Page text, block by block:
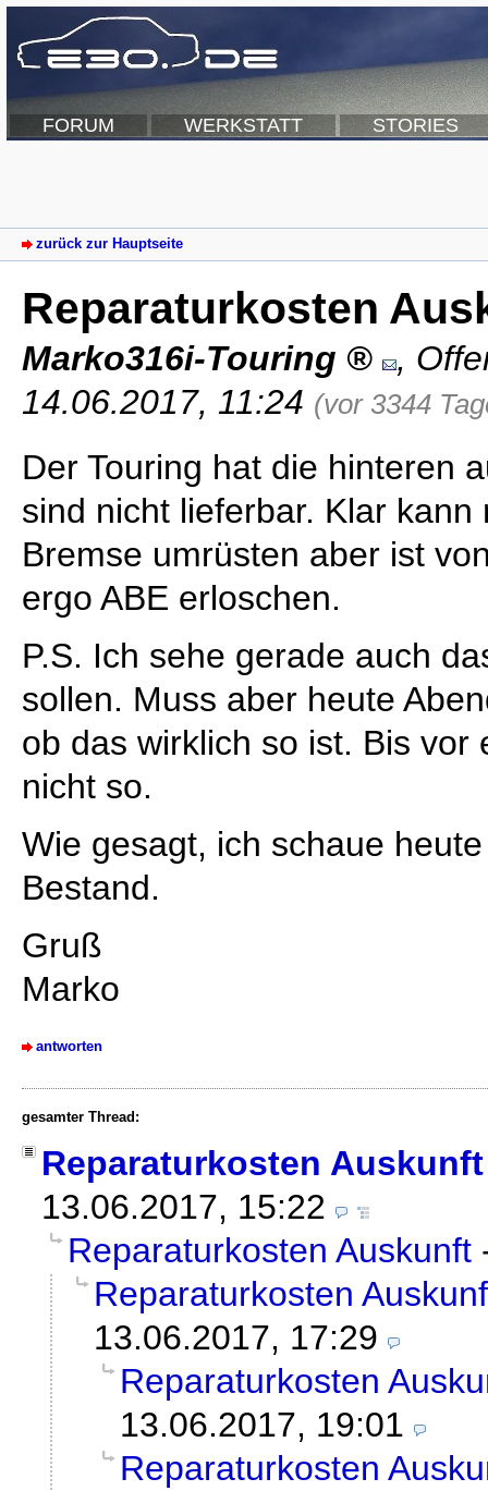
FORUM WERKSTATT STORIES
zurück zur Hauptseite
Reparaturkosten
Marko316i-Touring ,
14.06.2017, 11:24 (vor 3344
Der Touring hat die hinteren
sind nicht lieferbar. Klar
Bremse umrüsten aber ist
ergo ABE erloschen.
P.S. Ich sehe gerade auch
sollen. Muss aber heute
ob das wirklich so ist. Bis vor
nicht so.
Wie gesagt, ich schaue
Bestand.
Gruß
Marko
antworten
gesamter Thread:
Reparaturkosten Auskunft
13.06.2017, 15:22
Reparaturkosten Auskunft
Reparaturkosten
13.06.2017, 17:29
Reparaturkosten
13.06.2017, 19:01
Reparaturkosten